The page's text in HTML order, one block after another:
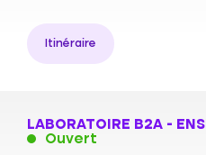
Itinéraire
LABORATOIRE B2A -
Ouvert